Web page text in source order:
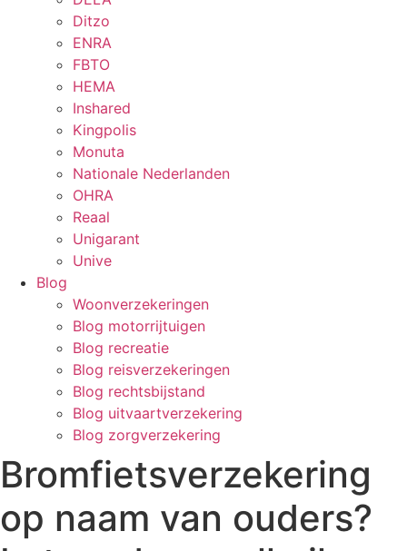
Ditzo
ENRA
FBTO
HEMA
Inshared
Kingpolis
Monuta
Nationale Nederlanden
OHRA
Reaal
Unigarant
Unive
Blog
Woonverzekeringen
Blog motorrijtuigen
Blog recreatie
Blog reisverzekeringen
Blog rechtsbijstand
Blog uitvaartverzekering
Blog zorgverzekering
Bromfietsverzekering
op naam van ouders?